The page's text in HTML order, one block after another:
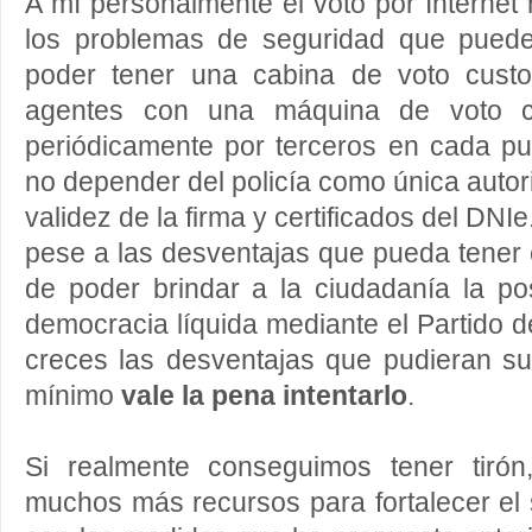
los problemas de seguridad que
poder tener una cabina de voto
agentes con una máquina de voto
periódicamente por terceros en cada
no depender del policía como única
validez de la firma y certificados del
pese a las desventajas que pueda
de poder brindar a la ciudadanía la
democracia líquida mediante el Partido
creces las desventajas que pudieran
mínimo vale la pena intentarlo.
Si realmente conseguimos tener
muchos más recursos para fortalecer